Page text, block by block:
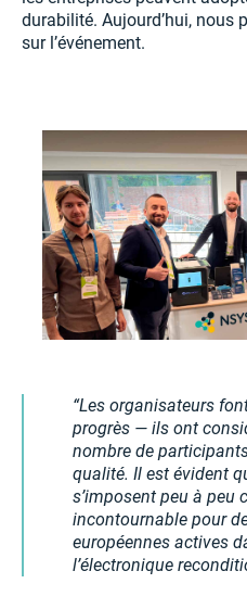
durabilité. Aujourd’hui, nous
sur l’événement.
Les organisateurs
progrès — ils ont
nombre de
qualité. Il est évident
s’imposent peu à peu
incontournable pour
européennes actives
l’électronique